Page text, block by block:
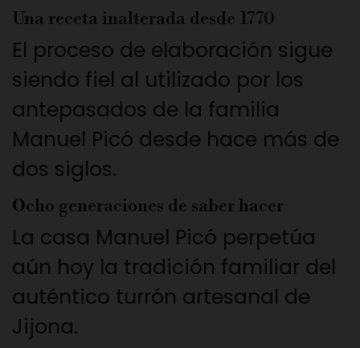
Una receta inalterada desde 1770
El proceso de elaboración sigue
siendo fiel al utilizado por los
antepasados de la familia
Manuel Picó desde hace más de
dos siglos.
Ocho generaciones de saber hacer
La casa Manuel Picó perpetúa
aún hoy la tradición familiar del
auténtico turrón artesanal de
Jijona.